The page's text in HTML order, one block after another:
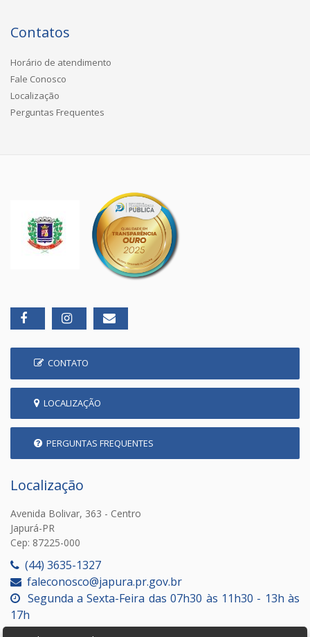
Contatos
Horário de atendimento
Fale Conosco
Localização
Perguntas Frequentes
CONTATO
LOCALIZAÇÃO
PERGUNTAS FREQUENTES
Localização
Avenida Bolivar, 363 - Centro
Japurá-PR
Cep: 87225-000
(44) 3635-1327
faleconosco@japura.pr.gov.br
Segunda a Sexta-Feira das 07h30 às 11h30 - 13h às
17h